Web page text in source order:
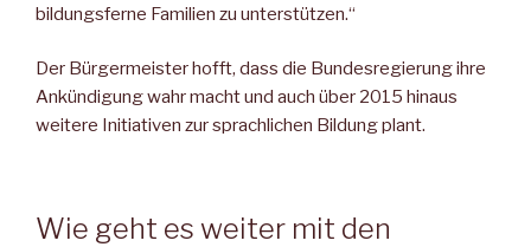
bildungsferne Familien zu unterstützen.“
Der Bürgermeister hofft, dass die Bundesregierung ihre
Ankündigung wahr macht und auch über 2015 hinaus
weitere Initiativen zur sprachlichen Bildung plant.
Wie geht es weiter mit den